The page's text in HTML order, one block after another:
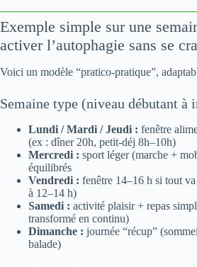
Exemple simple sur une
activer l’autophagie sans se
Voici un modèle “pratico-pratique”,
Semaine type (niveau débutant à
Lundi / Mardi / Jeudi : fenêtre
(ex : dîner 20h, petit-déj 8h–10h)
Mercredi : sport léger (marche +
équilibrés
Vendredi : fenêtre 14–16 h si tout
à 12–14 h)
Samedi : activité plaisir + repas
transformé en continu)
Dimanche : journée “récup”
balade)